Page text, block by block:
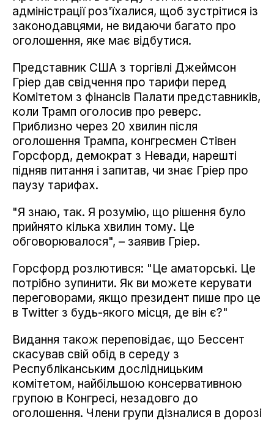
адміністрації роз'їхалися, щоб зустрітися із
законодавцями, не видаючи багато про
оголошення, яке має відбутися.
Представник США з торгівлі Джеймсон
Гріер дав свідчення про тарифи перед
Комітетом з фінансів Палати представників,
коли Трамп оголосив про реверс.
Приблизно через 20 хвилин після
оголошення Трампа, конгресмен Стівен
Горсфорд, демократ з Невади, нарешті
підняв питання і запитав, чи знає Гріер про
паузу тарифах.
"Я знаю, так. Я розумію, що рішення було
прийнято кілька хвилин тому. Це
обговорювалося", – заявив Гріер.
Горсфорд розлютився: "Це аматорські. Це
потрібно зупинити. Як ви можете керувати
переговорами, якщо президент пише про це
в Twitter з будь-якого місця, де він є?"
Видання також переповідає, що Бессент
скасував свій обід в середу з
Республіканським дослідницьким
комітетом, найбільшою консервативною
групою в Конгресі, незадовго до
оголошення. Члени групи дізналися в дорозі